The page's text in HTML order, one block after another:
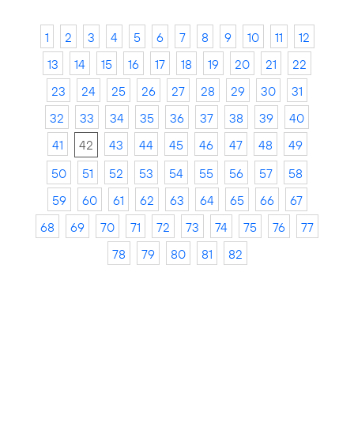
1 2 3 4 5 6 7 8 9 10 11
12
13
14 15 16 17 18 19 20 21
22
23
24 25 26 27 28 29 30
31
32
33 34 35 36 37 38 39
40
41
42 43 44 45 46 47 48
49
50
51 52 53 54 55 56 57
58
59
60 61 62 63 64 65 66
67
68
69 70 71 72 73 74 75 76
77
78
79 80 81 82